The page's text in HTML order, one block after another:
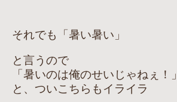
それでも「暑い暑い」
と言うので
「暑いのは俺のせいじゃねぇ！」
と、ついこちらもイライラ